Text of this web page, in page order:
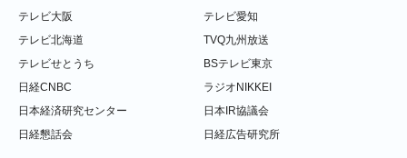
テレビ大阪
テレビ愛知
テレビ北海道
TVQ九州放送
テレビせとうち
BSテレビ東京
日経CNBC
ラジオNIKKEI
日本経済研究センター
日本IR協議会
日経懇話会
日経広告研究所